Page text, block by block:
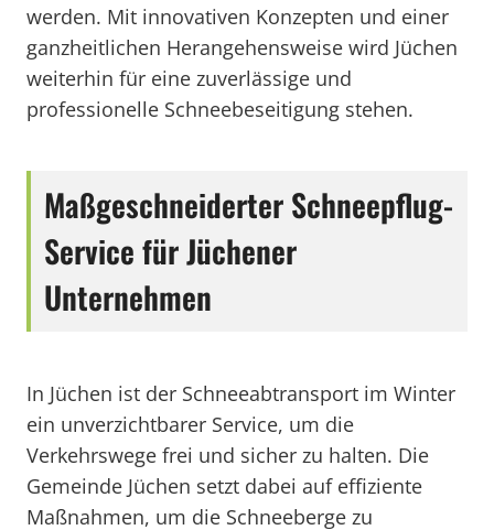
werden. Mit innovativen Konzepten und einer
ganzheitlichen Herangehensweise wird Jüchen
weiterhin für eine zuverlässige und
professionelle Schneebeseitigung stehen.
Maßgeschneiderter Schneepflug-
Service für Jüchener
Unternehmen
In Jüchen ist der Schneeabtransport im Winter
ein unverzichtbarer Service, um die
Verkehrswege frei und sicher zu halten. Die
Gemeinde Jüchen setzt dabei auf effiziente
Maßnahmen, um die Schneeberge zu